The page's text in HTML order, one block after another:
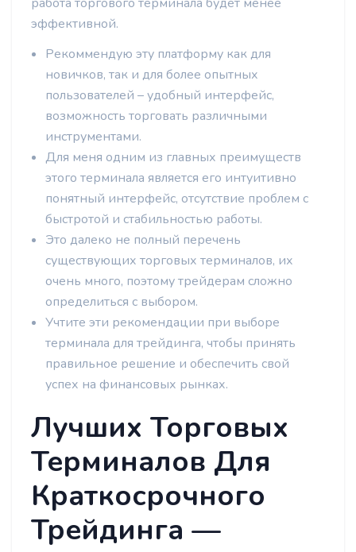
эффективной.
Рекоммендую эту платформу как для
новичков, так и для более опытных
пользователей – удобный интерфейс,
возможность торговать различными
инструментами.
Для меня одним из главных преимуществ
этого терминала является его интуитивно
понятный интерфейс, отсутствие проблем с
быстротой и стабильностью работы.
Это далеко не полный перечень
существующих торговых терминалов, их
очень много, поэтому трейдерам сложно
определиться с выбором.
Учтите эти рекомендации при выборе
терминала для трейдинга, чтобы принять
правильное решение и обеспечить свой
успех на финансовых рынках.
Лучших Торговых
Терминалов Для
Краткосрочного
Трейдинга —